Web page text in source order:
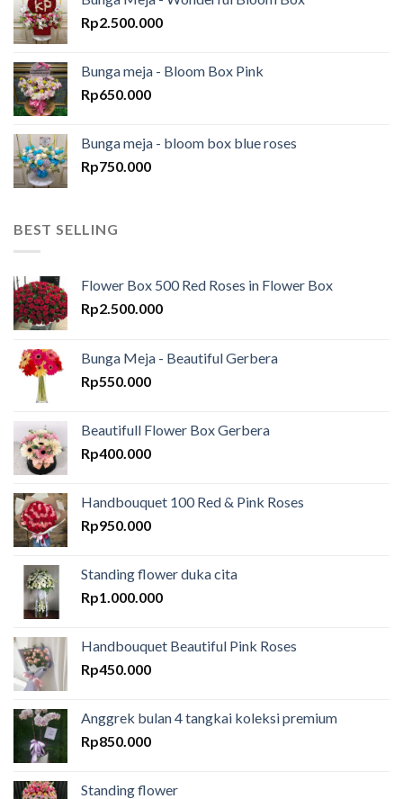
Rp2.500.000
Bunga meja - Bloom Box Pink
Rp650.000
Bunga meja - bloom box blue roses
Rp750.000
BEST SELLING
Flower Box 500 Red Roses in Flower Box
Rp2.500.000
Bunga Meja - Beautiful Gerbera
Rp550.000
Beautifull Flower Box Gerbera
Rp400.000
Handbouquet 100 Red & Pink Roses
Rp950.000
Standing flower duka cita
Rp1.000.000
Handbouquet Beautiful Pink Roses
Rp450.000
Anggrek bulan 4 tangkai koleksi premium
Rp850.000
Standing flower